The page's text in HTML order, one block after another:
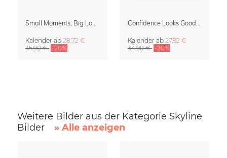
Small Moments, Big Love – Mutterschaftskalender von Giselle Dekel
Kalender ab 28,72 €
35,90 € -20%
Confidence Looks Good On You Kalender 2027
Kalender ab 27,92 €
34,90 € -20%
Weitere Bilder aus der Kategorie Skyline
Bilder
» Alle anzeigen